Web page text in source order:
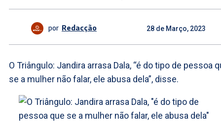
por Redacção 28 de Março, 2023
O Triângulo: Jandira arrasa Dala, “é do tipo de pessoa
se a mulher não falar, ele abusa dela”, disse.